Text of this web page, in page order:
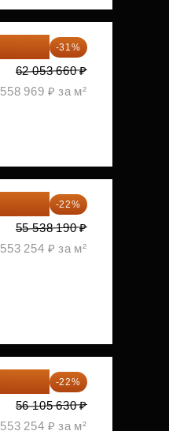
-31%
62 053 660 ₽
558 969 ₽ за м²
-22%
55 538 190 ₽
553 254 ₽ за м²
-22%
56 105 630 ₽
553 254 ₽ за м²